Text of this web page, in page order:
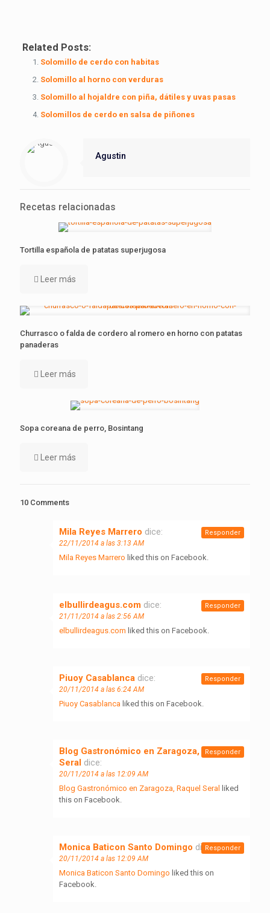
Related Posts:
Solomillo de cerdo con habitas
Solomillo al horno con verduras
Solomillo al hojaldre con piña, dátiles y uvas pasas
Solomillos de cerdo en salsa de piñones
Agustin
Recetas relacionadas
Tortilla española de patatas superjugosa
Leer más
Churrasco o falda de cordero al romero en horno con patatas
panaderas
Leer más
Sopa coreana de perro, Bosintang
Leer más
10 Comments
Mila Reyes Marrero dice:
22/11/2014 a las 3:13 AM
Mila Reyes Marrero liked this on Facebook.
Responder
elbullirdeagus.com dice:
21/11/2014 a las 2:56 AM
elbullirdeagus.com liked this on Facebook.
Responder
Piuoy Casablanca dice:
20/11/2014 a las 6:24 AM
Piuoy Casablanca liked this on Facebook.
Responder
Blog Gastronómico en Zaragoza, Raquel
Seral dice:
20/11/2014 a las 12:09 AM
Blog Gastronómico en Zaragoza, Raquel Seral
liked
this on Facebook.
Responder
Monica Baticon Santo Domingo dice:
20/11/2014 a las 12:09 AM
Monica Baticon Santo Domingo liked this on
Facebook.
Responder